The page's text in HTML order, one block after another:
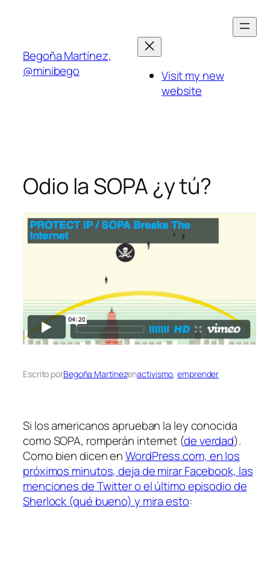
Begoña Martínez,
@minibego
Visit my new
website
Odio la SOPA ¿y tú?
Escrito porBegoña Martínezenactivismo, emprender
Si los americanos aprueban la ley conocida
como SOPA, romperán internet (de verdad).
Como bien dicen enWordPress.com, en los
próximos minutos, deja de mirar Facebook, las
menciones de Twitter o el último episodio de
Sherlock (qué bueno) y mira esto: